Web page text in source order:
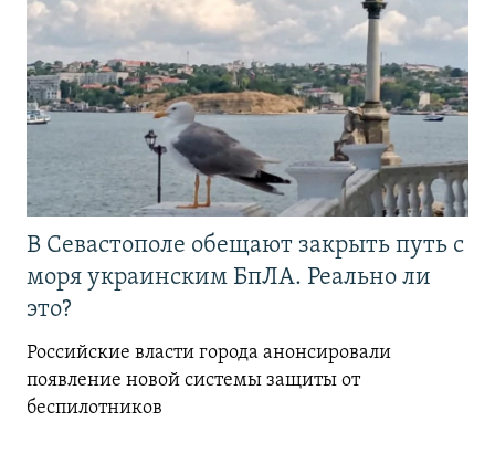
В Севастополе обещают закрыть путь с
моря украинским БпЛА. Реально ли
это?
Российские власти города анонсировали
появление новой системы защиты от
беспилотников